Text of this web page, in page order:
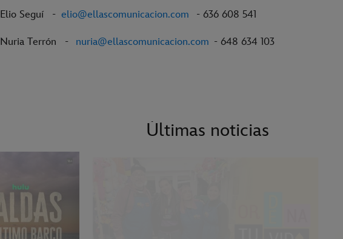
Elio Seguí - elio@ellascomunicacion.com - 636 608 541
Nuria Terrón - nuria@ellascomunicacion.com - 648 634 103
Últimas noticias